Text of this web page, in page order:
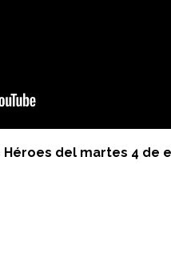
Héroes del martes 4 de